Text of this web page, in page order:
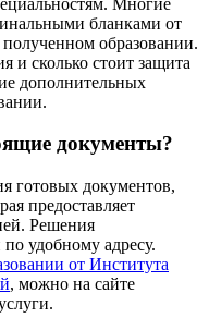
бланками от
образовании.
и сколько стоит защита
дополнительных
документы?
готовых документов,
предоставляет
Решения
удобному адресу.
от Института
, можно на сайте